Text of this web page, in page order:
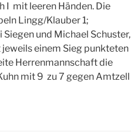
I mit leeren Händen. Die
Lingg/Klauber 1;
und Michael Schuster,
einem Sieg punkteten
Herrenmannschaft die
mit 9 zu 7 gegen Amtzell